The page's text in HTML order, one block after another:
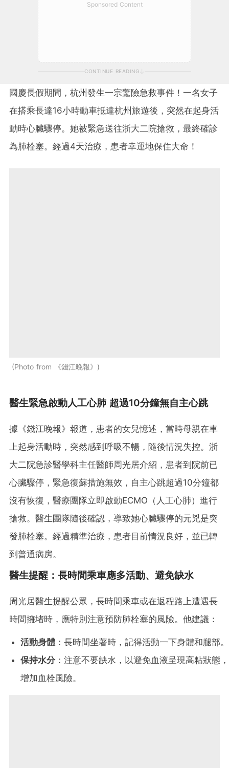
Sponsored Content
CONTINUE READING
國慶長假期間，杭州發生一宗驚險急救事件！一名女子
在搭乘長達16小時動車抵達杭州旅遊後，突然在起身活
動時心臟驟停。她被緊急送往浙大二院搶救，最終確診
為肺栓塞。經過4天治療，患者幸運地保住大命！
Photo from 《錢江晚報》
醫生緊急啟動人工心肺 超過10分鐘無自主心跳
據《錢江晚報》報道，患者的女兒憶述，當時母親在車
上起身活動時，突然感到呼吸不暢，隨後情況失控。浙
大二院急診醫學科主任醫師周光居介紹，患者到院前已
心臟驟停，緊急復蘇措施無效，自主心跳超過10分鐘都
沒有恢復，醫療團隊立即啟動ECMO（人工心肺）進行
搶救。醫生團隊隨後確認，導致她心臟驟停的元兇是突
發肺栓塞。經過精準治療，患者目前情況良好，並已轉
到普通病房。
醫生提醒：長時間乘車應多活動、避免缺水
周光居醫生提醒公眾，長時間乘車或在返程路上遭遇長
時間擁堵時，應特別注意預防肺栓塞的風險。他建議：
活動身體 ：長時間坐著時，記得活動一下身體和腿部。
保持水分 ：注意不要缺水，以避免血液呈現高粘狀態，
增加血栓風險。